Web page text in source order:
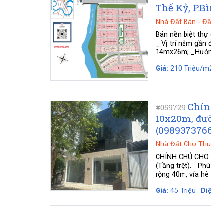
Thế Kỷ,
Nhà Đất Bán -
Bán nền biệt thự
_ Vị trí nằm
14mx26m;
Giá: 210 Triệu/
#059729
10x20m,
Nhà Đất Cho
CHÍNH CHỦ
(Tầng trệt). -
rộng 40m, vỉa hè
Giá: 45 Triệu